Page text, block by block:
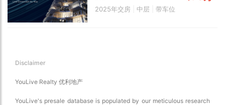
2025年交房 中层 带车位
Disclaimer
YouLive Realty 优利地产
YouLive's presale database is populated by our meticulous research